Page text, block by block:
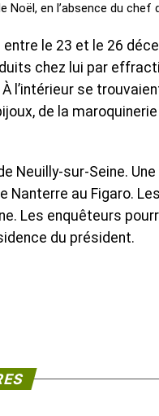
en l’absence du chef
le 23 et le 26
chez lui par
l’intérieur se
de la
Neuilly-sur-Seine.
Nanterre au Figaro.
Les enquêteurs
du président.